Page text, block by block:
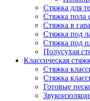
Стяжка для
Стяжка пола
Стяжка в
Стяжка под
Стяжка под
Полусухая
Классическая
Стяжка
Стяжка
Готовые